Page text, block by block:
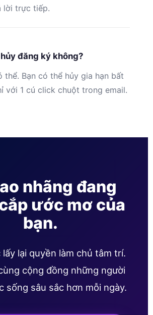
lời trực tiếp.
đăng ký không?
thể. Bạn có thể hủy gia hạn bất
với 1 cú click chuột trong email.
nhãng đang
ước mơ của
bạn.
lại quyền làm chủ tâm trí.
cộng đồng những người
sống sâu sắc hơn mỗi ngày.